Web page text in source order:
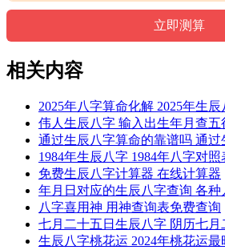
相关内容
2025年八字算命化解 2025年生辰
伟人生辰八字 输入出生年月查五
通过生辰八字算命的靠谱吗 通
1984年生辰八字 1984年八字对照
免费生辰八字计算器 在线计算器
年月日对应的生辰八字查询 各
八字喜用神 用神查询表免费查询
七月二十五日生辰八字 阴历七
生辰八字桃花运 2024年桃花运最